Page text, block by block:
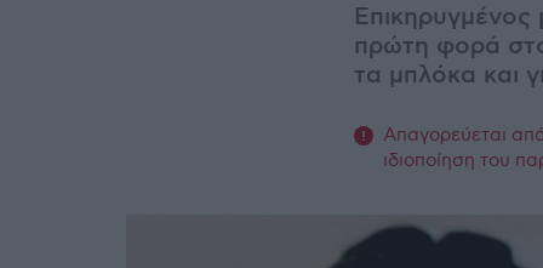
πρώτη φορά
τα μπλόκα και
Απαγορεύεται
ιδιοποίηση του